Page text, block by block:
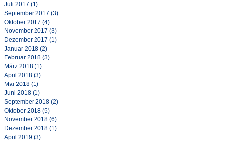
Juli 2017 (1)
September 2017 (3)
Oktober 2017 (4)
November 2017 (3)
Dezember 2017 (1)
Januar 2018 (2)
Februar 2018 (3)
März 2018 (1)
April 2018 (3)
Mai 2018 (1)
Juni 2018 (1)
September 2018 (2)
Oktober 2018 (5)
November 2018 (6)
Dezember 2018 (1)
April 2019 (3)